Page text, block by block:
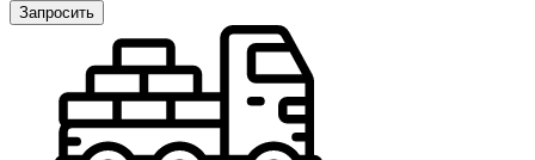
Запросить